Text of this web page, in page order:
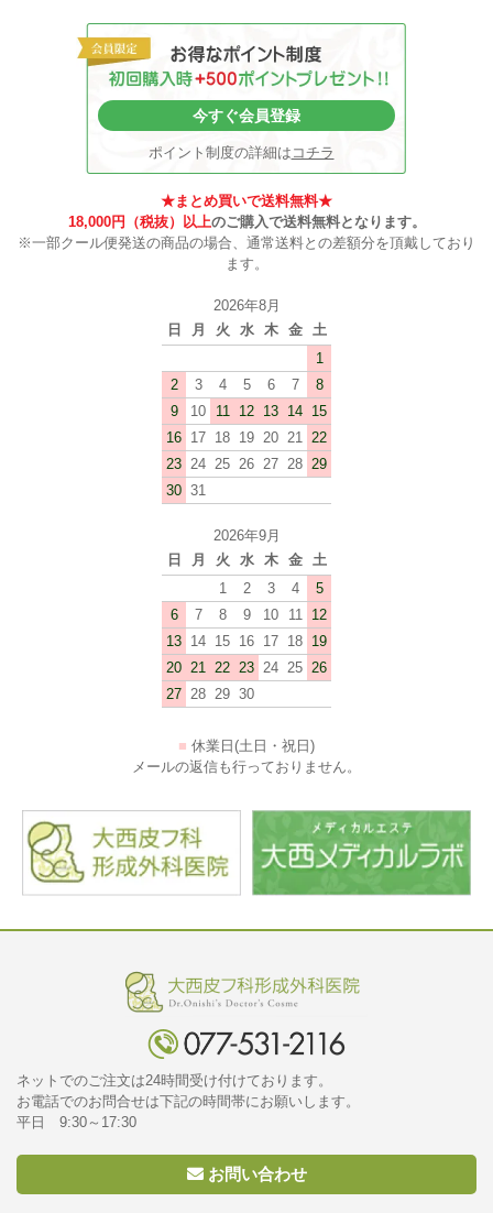
今すぐ会員登録
ポイント制度の詳細は コチラ
★まとめ買いで送料無料★
18,000円（税抜）以上のご購入で送料無料となります。
※一部クール便発送の商品の場合、通常送料との差額分を頂戴しており
ます。
2026年8月
日
月 火 水 木 金
土
1
2
3 4 5 6 7
8
9
10 11 12 13 14 15
16 17 18 19 20 21
22
23 24 25 26 27 28 29
30 31
2026年9月
日
月 火 水 木 金
土
1
2 3 4
5
6
7 8 9 10 11
12
13 14 15 16 17 18 19
20 21 22 23 24 25 26
27 28 29 30
■ 休業日(土日・祝日)
メールの返信も行っておりません。
ネットでのご注文は24時間受け付けております。
お電話でのお問合せは下記の時間帯にお願いします。
平日 9:30～17:30
お問い合わせ